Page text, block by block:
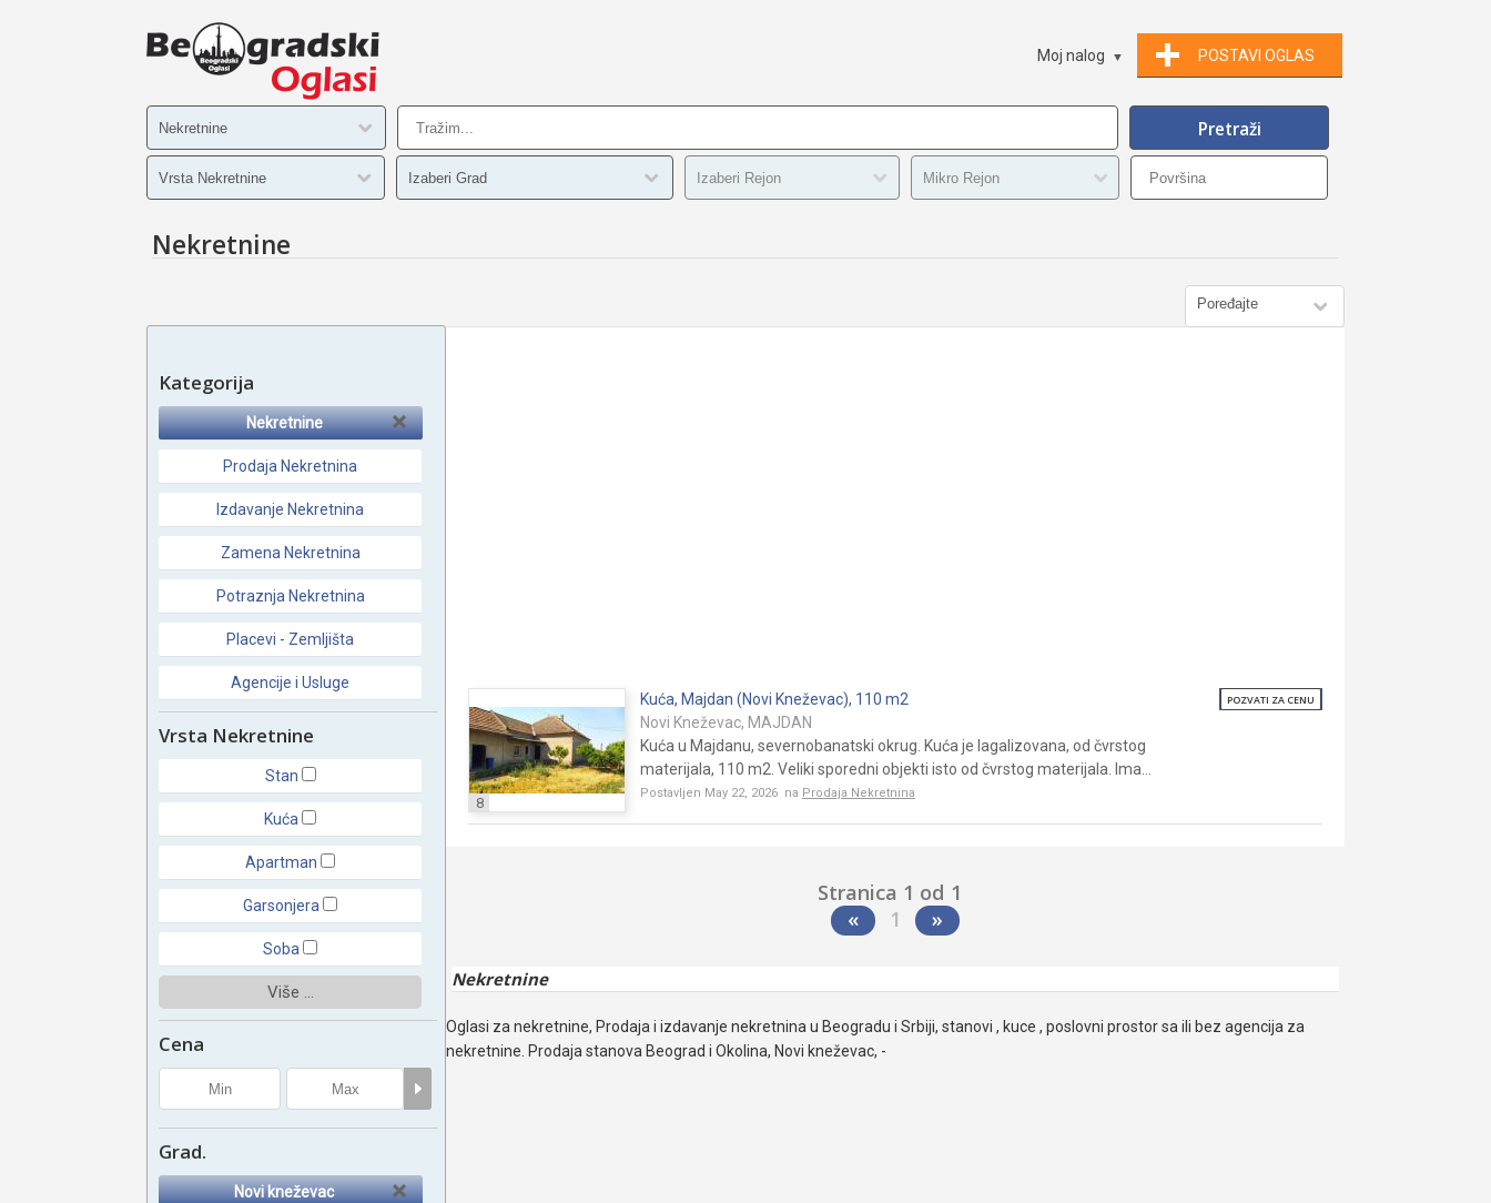
POSTAVI OGLAS
Moj nalog
Nekretnine
Kategorija
Nekretnine
Prodaja Nekretnina
Izdavanje Nekretnina
Zamena Nekretnina
Potraznja Nekretnina
Placevi - Zemljišta
Agencije i Usluge
Vrsta Nekretnine
Stan
Kuća
Apartman
Garsonjera
Soba
Više ...
Cena
Grad.
Novi kneževac
8
Kuća, Majdan (Novi Kneževac), 110 m2
Novi Kneževac, MAJDAN
Kuća u Majdanu, severnobanatski okrug. Kuća je lagalizovana, od čvrstog
materijala, 110 m2. Veliki sporedni objekti isto od čvrstog materijala. Ima...
Postavljen May 22, 2026 na Prodaja Nekretnina
POZVATI ZA CENU
Stranica 1 od 1
«
1 »
Nekretnine
Oglasi za nekretnine, Prodaja i izdavanje nekretnina u Beogradu i Srbiji, stanovi , kuce , poslovni prostor sa ili bez agencija za
nekretnine. Prodaja stanova Beograd i Okolina, Novi kneževac, -